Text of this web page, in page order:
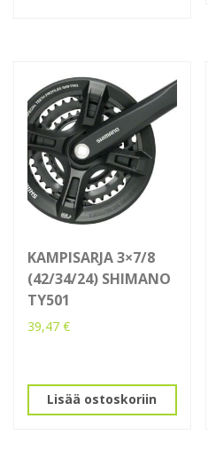
KAMPISARJA 3×7/8
(42/34/24) SHIMANO
TY501
39,47 €
Lisää ostoskoriin